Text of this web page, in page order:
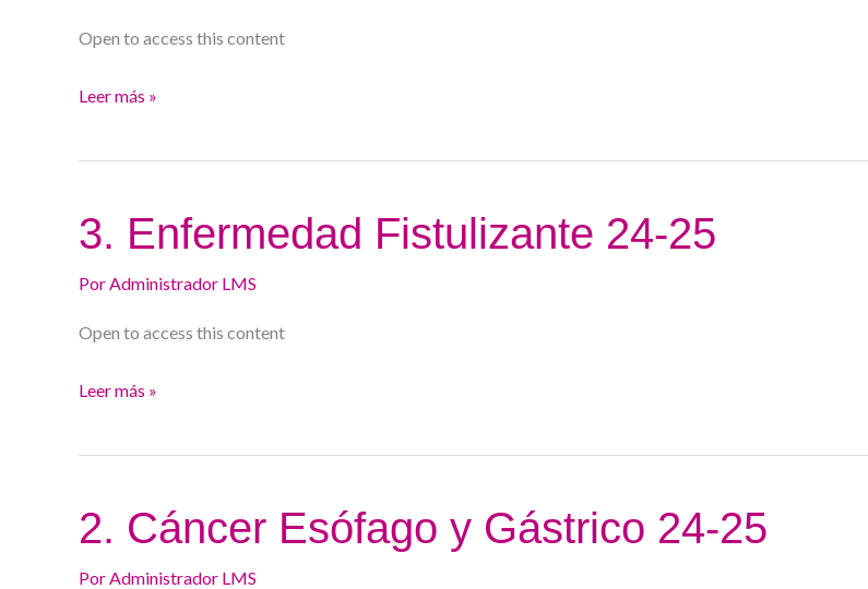
Open to access this content
24-
Leer más »
3. Enfermedad Fistulizante 24-25
PorAdministrador LMS
Open to access this content
3.
Enfermedad
Fistulizante
25
Leer más »
2. Cáncer Esófago y Gástrico 24-25
PorAdministrador LMS
2.
Cáncer
Esófago